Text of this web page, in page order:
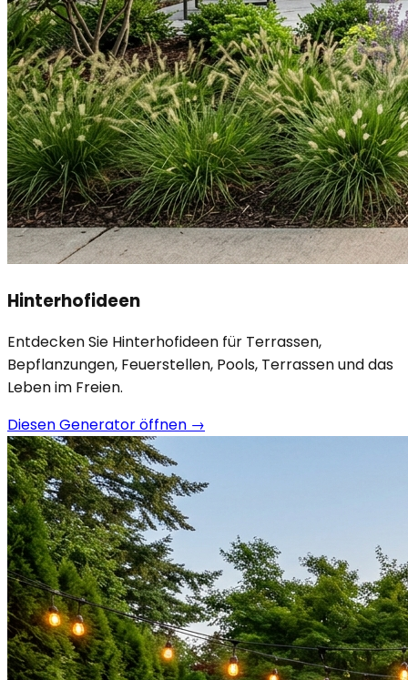
Hinterhofideen
Entdecken Sie Hinterhofideen für Terrassen,
Bepflanzungen, Feuerstellen, Pools, Terrassen und das
Leben im Freien.
Diesen Generator öffnen →